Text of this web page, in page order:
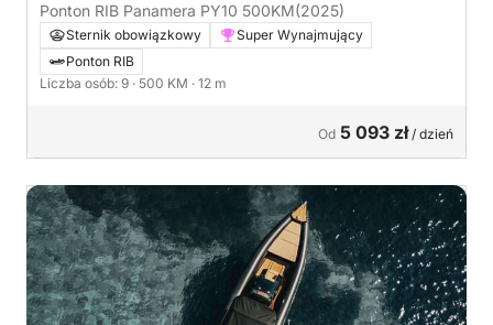
Ponton RIB Panamera PY10 500KM(2025)
Sternik obowiązkowy
Super Wynajmujący
Ponton RIB
Liczba osób: 9 · 500 KM · 12 m
Od 5 093 zł/ dzień